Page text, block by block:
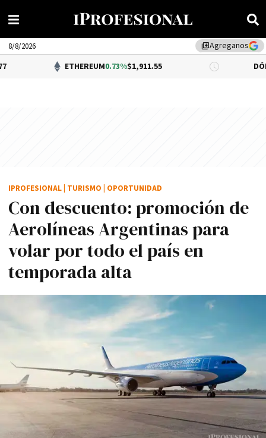
library_addAgreganos
8/8/2026
ETHEREUM0.73%$1,911.55 DÓLAR BNA
Con descuento: promoción de
Aerolíneas Argentinas para
volar por todo el país en
temporada alta
IPROFESIONAL TURISMO OPORTUNIDAD